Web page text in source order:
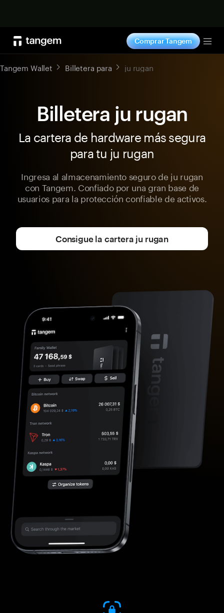
Comprar Tangem
Tangem Wallet Billetera para ju rugan
Billetera ju rugan
La cartera de hardware más segura
para tu ju rugan
Ingresa al almacenamiento seguro de ju rugan
con Tangem. Confiado por una gran base de
usuarios para la protección confiable de activos.
Consigue la cartera ju rugan